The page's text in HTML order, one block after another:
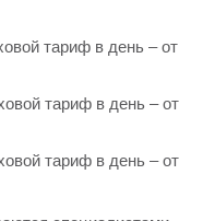
тариф в день – от
тариф в день – от
тариф в день – от